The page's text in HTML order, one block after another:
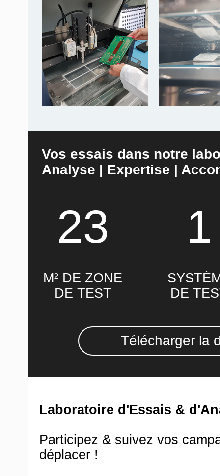
Vos essais dans notre
Analyse | Expertise |
Télécharger la
DE
23 1
M² DE ZONE
DE TEST
Laboratoire d'Essais &
Participez & suivez vos
déplacer !